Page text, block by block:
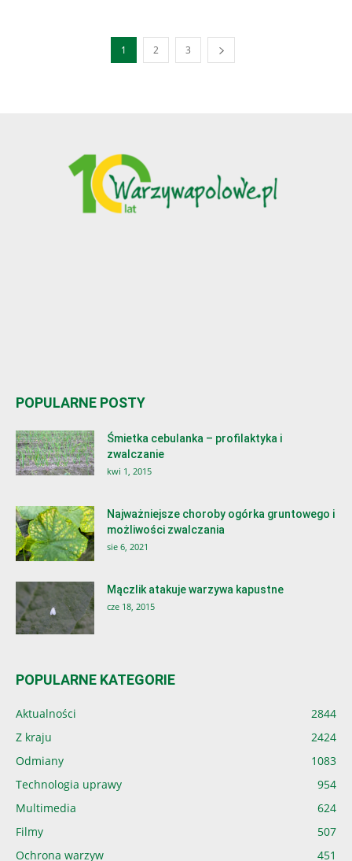
1 2 3
POPULARNE POSTY
Śmietka cebulanka – profilaktyka i
zwalczanie
kwi 1, 2015
Najważniejsze choroby ogórka gruntowego i
możliwości zwalczania
sie 6, 2021
Mączlik atakuje warzywa kapustne
cze 18, 2015
POPULARNE KATEGORIE
Aktualności
2844
Z kraju
2424
Odmiany
1083
Technologia uprawy
954
Multimedia
624
Filmy
507
Ochrona warzyw
451